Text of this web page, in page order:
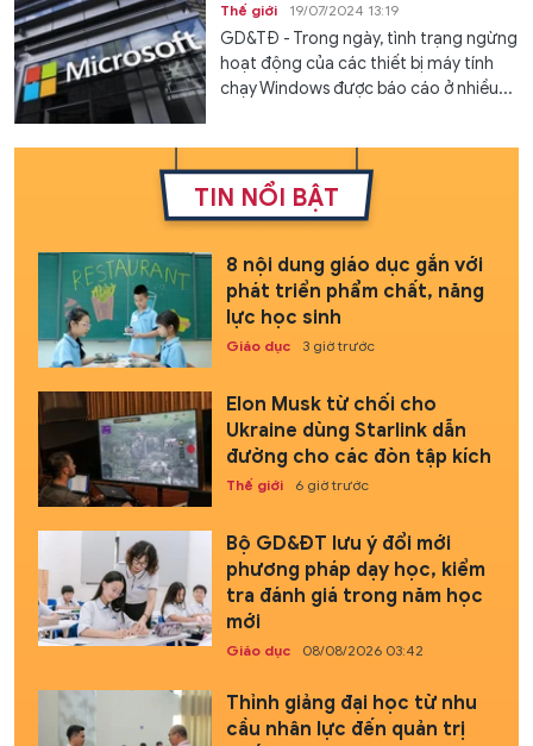
Thế giới 19/07/2024 13:19
GD&TĐ - Trong ngày, tình trạng ngừng
hoạt động của các thiết bị máy tính
chạy Windows được báo cáo ở nhiều...
TIN NỔI BẬT
8 nội dung giáo dục gắn với
phát triển phẩm chất, năng
lực học sinh
Giáo dục 3 giờ trước
Elon Musk từ chối cho
Ukraine dùng Starlink dẫn
đường cho các đòn tập kích
Thế giới 6 giờ trước
Bộ GD&ĐT lưu ý đổi mới
phương pháp dạy học, kiểm
tra đánh giá trong năm học
mới
Giáo dục 08/08/2026 03:42
Thỉnh giảng đại học từ nhu
cầu nhân lực đến quản trị